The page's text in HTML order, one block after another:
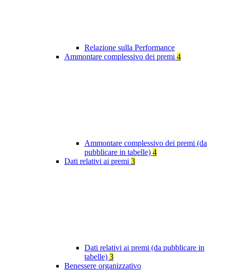
Relazione sulla Performance
Ammontare complessivo dei premi 4
Ammontare complessivo dei premi (da
pubblicare in tabelle) 4
Dati relativi ai premi 3
Dati relativi ai premi (da pubblicare in
tabelle) 3
Benessere organizzativo